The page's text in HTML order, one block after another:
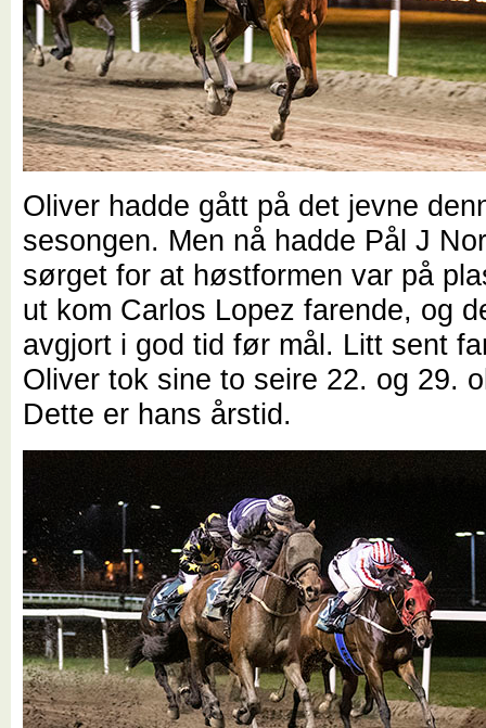
Oliver hadde gått på det jevne
sesongen. Men nå hadde Pål J
sørget for at høstformen var på
ut kom Carlos Lopez farende, og
avgjort i god tid før mål. Litt sent
Oliver tok sine to seire 22. og 29.
Dette er hans årstid.